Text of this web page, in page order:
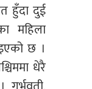
हुँदा दुई
महिला
छ ।
धेरै